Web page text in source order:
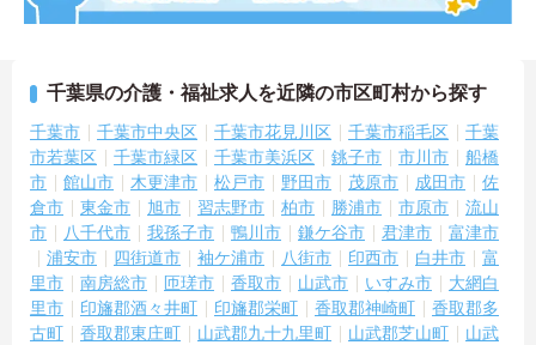
千葉県の介護・福祉求人を近隣の市区町村から探す
千葉市 千葉市中央区 千葉市花見川区 千葉市稲毛区
千葉
市若葉区
千葉市緑区 千葉市美浜区 銚子市 市川市
船橋
市
館山市 木更津市 松戸市 野田市 茂原市 成田市
佐
倉市
東金市 旭市 習志野市 柏市 勝浦市 市原市
流山
市
八千代市 我孫子市 鴨川市 鎌ケ谷市 君津市
富津市
浦安市
四街道市 袖ケ浦市 八街市 印西市 白井市
富
里市
南房総市 匝瑳市 香取市 山武市 いすみ市
大網白
里市
印旛郡酒々井町 印旛郡栄町 香取郡神崎町
香取郡多
古町
香取郡東庄町 山武郡九十九里町 山武郡芝山町
山武